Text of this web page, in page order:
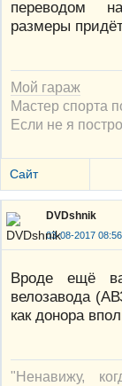
переводом
размеры
Мой гараж
Мастер спорта
Если не я
Сайт
DVDshnik
03-08-2017
Вроде ещё
велозавода
как донора
"Ненавижу,